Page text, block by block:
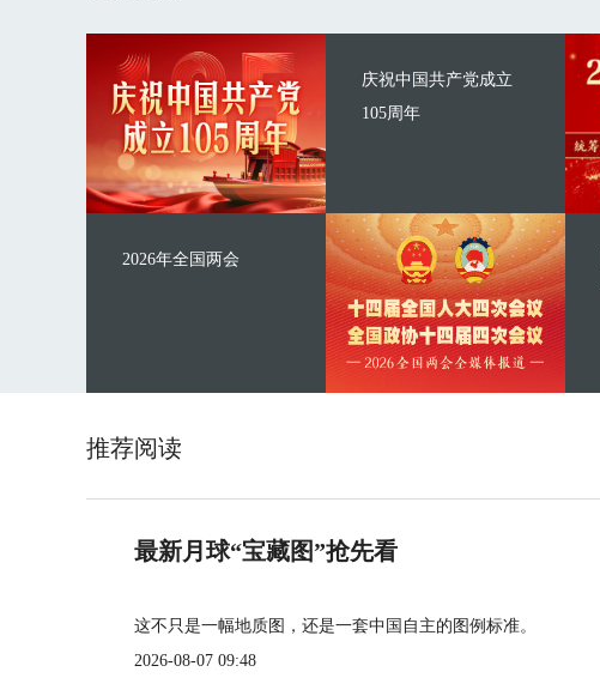
庆祝中国共产党成立
105周年
2026年全国两会
推荐阅读
最新月球“宝藏图”抢先看
这不只是一幅地质图，还是一套中国自主的图例标准。
2026-08-07 09:48